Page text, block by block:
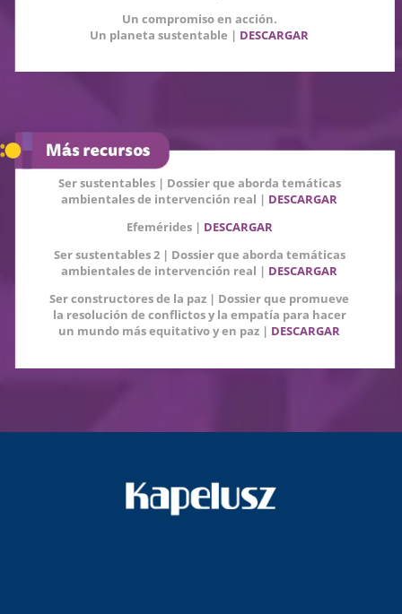
Un compromiso en acción.
Un planeta sustentable | DESCARGAR
Ser sustentables | Dossier que aborda temáticas
ambientales de intervención real | DESCARGAR
Efemérides| DESCARGAR
Ser sustentables 2 | Dossier que aborda temáticas
ambientales de intervención real | DESCARGAR
Ser constructores de la paz | Dossier que promueve
la resolución de conflictos y la empatía para hacer
un mundo más equitativo y en paz | DESCARGAR